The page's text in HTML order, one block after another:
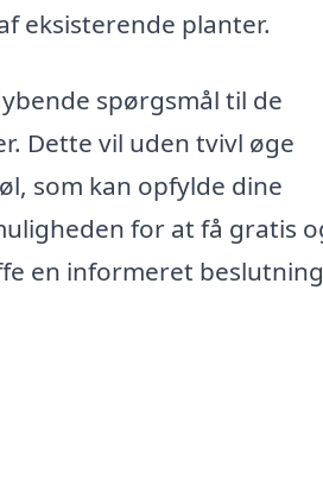
eksisterende planter.
spørgsmål til de
Dette vil uden tvivl øge
som kan opfylde dine
for at få gratis
en informeret beslutning